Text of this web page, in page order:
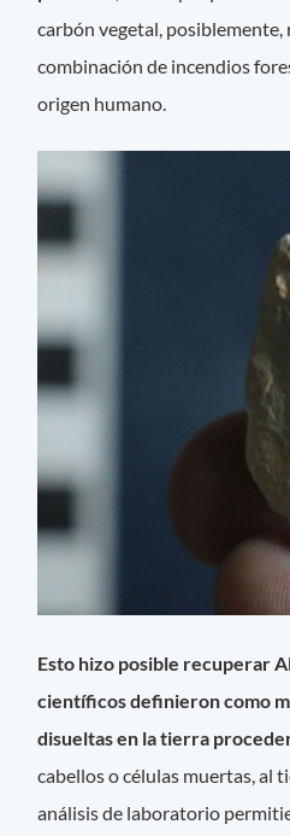
carbón vegetal, posiblemente,
combinación de incendios
origen humano.
Esto hizo posible recuperar
científicos definieron como
disueltas en la tierra
cabellos o células muertas, al
análisis de laboratorio